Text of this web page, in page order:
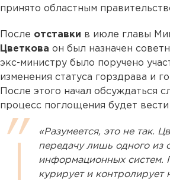
принято областным
После отставки в июле главы
Цветкова он был назначен
экс-министру было поручено
изменения статуса горздрава и
После этого начал обсуждаться
процесс поглощения будет
«Разумеется, это не так.
передачу лишь одного из
информационных систем.
курирует и